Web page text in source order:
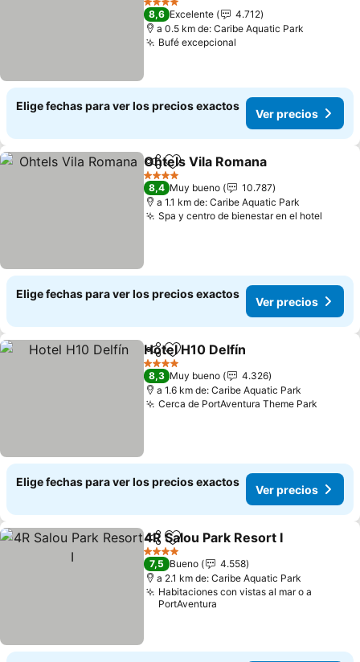
4 Estrellas
8,6 Excelente
4.712
a 0.5 km de: Caribe Aquatic Park
Bufé excepcional
Elige fechas para ver los precios exactos
Ver precios
CompartirAgregar a favoritos
Ohtels Vila Romana
4 Estrellas
8,4 Muy bueno
10.787
a 1.1 km de: Caribe Aquatic Park
Spa y centro de bienestar en el hotel
Elige fechas para ver los precios exactos
Ver precios
CompartirAgregar a favoritos
Hotel H10 Delfín
4 Estrellas
8,3 Muy bueno
4.326
a 1.6 km de: Caribe Aquatic Park
Cerca de PortAventura Theme Park
Elige fechas para ver los precios exactos
Ver precios
CompartirAgregar a favoritos
4R Salou Park Resort I
4 Estrellas
7,5 Bueno
4.558
a 2.1 km de: Caribe Aquatic Park
Habitaciones con vistas al mar o a
PortAventura